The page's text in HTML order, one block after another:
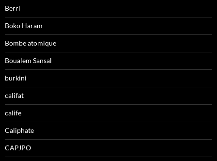
Berri
Boko Haram
Bombe atomique
Boualem Sansal
burkini
califat
calife
Caliphate
CAPJPO